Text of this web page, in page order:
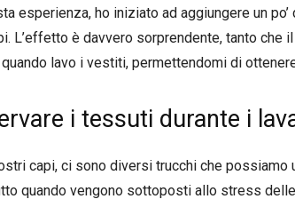
esperienza, ho iniziato ad aggiungere un
L’effetto è davvero sorprendente, tanto che
lavo i vestiti, permettendomi di
i tessuti durante i
capi, ci sono diversi trucchi che
quando vengono sottoposti allo stress